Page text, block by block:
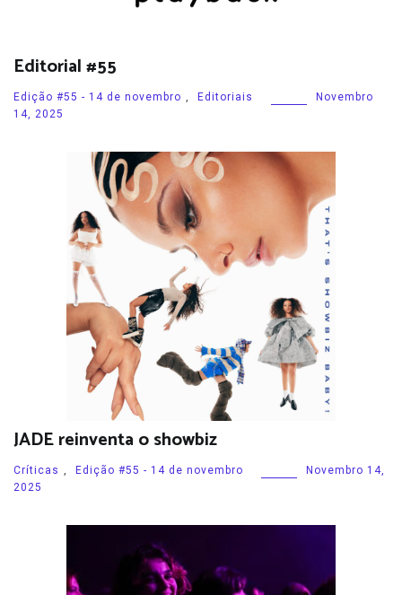
Editorial #55
Edição #55 - 14 de novembro , Editoriais
Novembro
14, 2025
JADE reinventa o showbiz
Críticas , Edição #55 - 14 de novembro
Novembro 14,
2025